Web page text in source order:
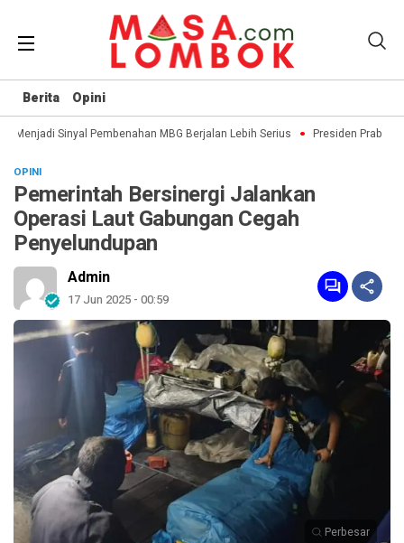
Berita Opini
Menjadi Sinyal Pembenahan MBG Berjalan Lebih Serius Presiden Prabowo
OPINI
Pemerintah Bersinergi Jalankan
Operasi Laut Gabungan Cegah
Penyelundupan
Admin
17 Jun 2025 - 00:59
Perbesar